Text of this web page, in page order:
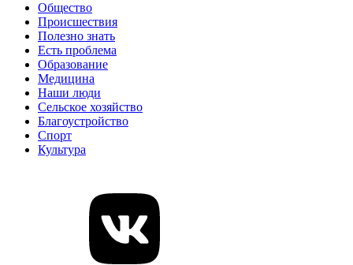
Общество
Происшествия
Полезно знать
Есть проблема
Образование
Медицина
Наши люди
Сельское хозяйство
Благоустройство
Спорт
Культура